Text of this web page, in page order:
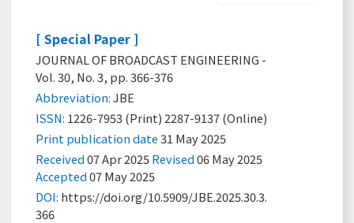
[ Special Paper ]
JOURNAL OF BROADCAST ENGINEERING -
Vol. 30, No. 3, pp. 366-376
Abbreviation:JBE
ISSN: 1226-7953 (Print) 2287-9137 (Online)
Print publication date31 May 2025
Received07 Apr 2025Revised06 May 2025
Accepted07 May 2025
DOI: https://doi.org/10.5909/JBE.2025.30.3.
366